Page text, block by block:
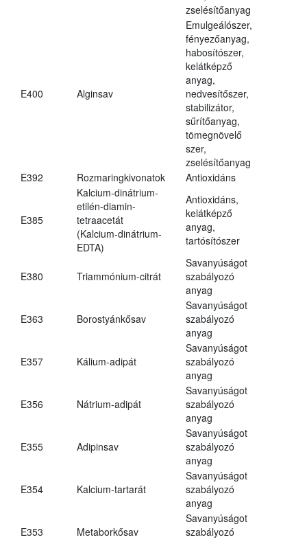
zselésítőanyag
E400 Alginsav
Emulgeálószer,
fényezőanyag,
habosítószer,
kelátképző
anyag,
nedvesítőszer,
stabilizátor,
sűrítőanyag,
tömegnövelő
szer,
zselésítőanyag
E392
Rozmaringkivonatok Antioxidáns
E385
Kalcium-dinátrium-
etilén-diamin-
tetraacetát
(Kalcium-dinátrium-
EDTA)
Antioxidáns,
kelátképző
anyag,
tartósítószer
E380 Triammónium-citrát
Savanyúságot
szabályozó
anyag
E363 Borostyánkősav
Savanyúságot
szabályozó
anyag
E357 Kálium-adipát
Savanyúságot
szabályozó
anyag
E356 Nátrium-adipát
Savanyúságot
szabályozó
anyag
E355 Adipinsav
Savanyúságot
szabályozó
anyag
E354 Kalcium-tartarát
Savanyúságot
szabályozó
anyag
E353 Metaborkősav
Savanyúságot
szabályozó